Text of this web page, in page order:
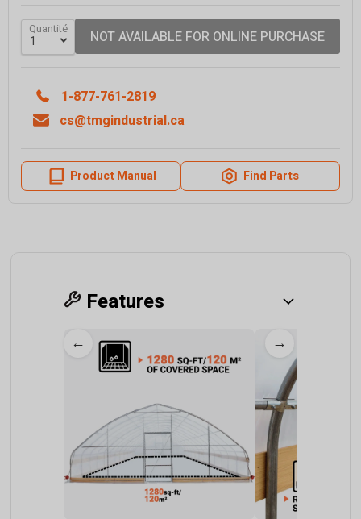
Quantité NOT AVAILABLE FOR ONLINE PURCHASE
1-877-761-2819
cs@tmgindustrial.ca
Product Manual Find Parts
Features
← →